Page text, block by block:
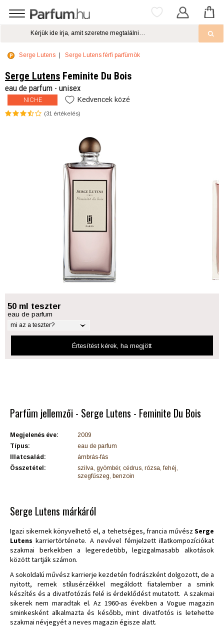
Serge Lutens Serge Lutens férfi parfümök
Serge Lutens Feminite Du Bois
eau de parfum - unisex
NICHE Kedvencek közé
(31 értékelés)
50 ml teszter
eau de parfum
mi az a teszter?
Értesítést kérek, ha megjött
Parfüm jellemzői - Serge Lutens - Feminite Du Bois
Megjelenés éve:
2009
Típus:
eau de parfum
Illatcsalád:
ámbrás-fás
Összetétel:
szilva, gyömbér, cédrus, rózsa, fehéj,
szegfűszeg, benzoin
Serge Lutens márkáról
Igazi sikernek könyvelhető el, a tehetséges, francia művészSerge
Lutens karriertörténete. A nevével fémjelzett illatkompozíciókat
szakmai berkekben a legeredetibb, legizgalmasabb alkotások
között tartják számon.
A sokoldalú művész karrierje kezdetén fodrászként dolgozott, de a
nyitott, remek stílusérzékkel megáldott fiatalember a smink
készítés és a divatfotózás felé is érdeklődést mutatott. A szakmai
sikerek nem maradtak el. Az 1960-as években a Vogue magazin
sminkesként alkalmazta és később, mint divatfotós is letehette
szakmai névjegyét a neves magazin égisze alatt.